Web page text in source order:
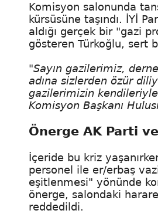
Komisyon salonunda
kürsüsüne taşındı. İYİ
aldığı gerçek bir "gazi
gösteren Türkoğlu, sert
"Sayın gazilerimiz,
adına sizlerden özür
gazilerimizin
Komisyon Başkanı
Önerge AK Parti
İçeride bu kriz
personel ile er/erbaş
eşitlenmesi" yönünde
önerge, salondaki
reddedildi.